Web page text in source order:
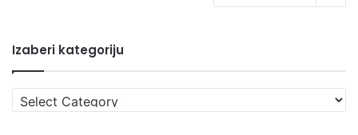
Izaberi kategoriju
Izaberi
kategoriju